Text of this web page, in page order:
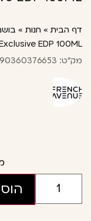
דף הבית » חנות »
EDP 100ML
מק"ט: 6290360376653